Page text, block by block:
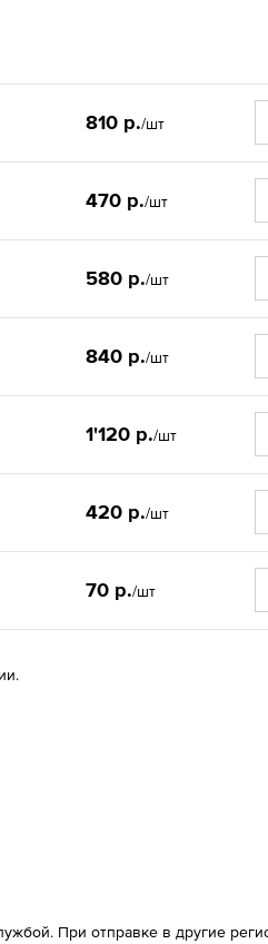
810 р./шт
470 р./шт
580 р./шт
840 р./шт
1'120 р./шт
420 р./шт
70 р./шт
При отправке в другие